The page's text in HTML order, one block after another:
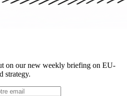
on our new weekly briefing on EU-
strategy.